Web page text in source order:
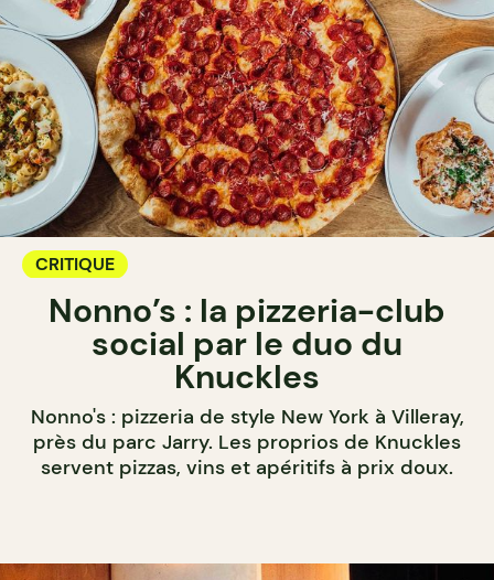
CRITIQUE
Nonno’s : la pizzeria-club
social par le duo du
Knuckles
Nonno's : pizzeria de style New York à Villeray,
près du parc Jarry. Les proprios de Knuckles
servent pizzas, vins et apéritifs à prix doux.